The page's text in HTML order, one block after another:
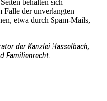
behalten sich
Falle der unverlangten
etwa durch Spam-Mails,
der Kanzlei Hasselbach,
Familienrecht.